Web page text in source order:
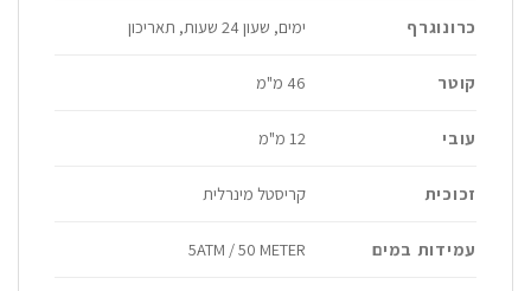
כרונוגרף ימים, שעון 24 שעות, תאריכון
קוטר 46 מ"מ
עובי 12 מ"מ
זכוכית קריסטל מינרלית
עמידות במים 5ATM / 50 METER